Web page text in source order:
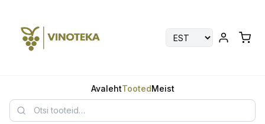
AvalehtTootedMeist